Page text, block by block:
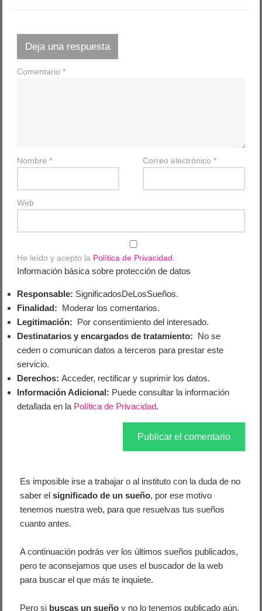
Deja una respuesta
Comentario*
Nombre* Correo electrónico *
Web
He leído y acepto la Política de Privacidad
Información básica sobre protección de datos
Responsable: SignificadosDeLosSueños.
Finalidad: Moderar los comentarios.
Legitimación: Por consentimiento del interesado.
Destinatarios y encargados de tratamiento: No se
ceden o comunican datos a terceros para prestar este
servicio.
Derechos: Acceder, rectificar y suprimir los datos.
Información Adicional: Puede consultar la información
detallada en la Política de Privacidad.
Es imposible irse a trabajar o al instituto con la duda de no
saber elsignificado de un sueño, por ese motivo
tenemos nuestra web, para que resuelvas tus sueños
cuanto antes.
A continuación podrás ver los últimos sueños publicados,
pero te aconsejamos que uses el buscador de la web
para buscar el que más te inquiete.
Pero si buscas un sueño y no lo tenemos publicado aún,